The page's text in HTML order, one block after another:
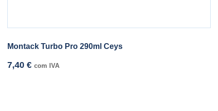
Montack Turbo Pro 290ml Ceys
7,40 € com IVA